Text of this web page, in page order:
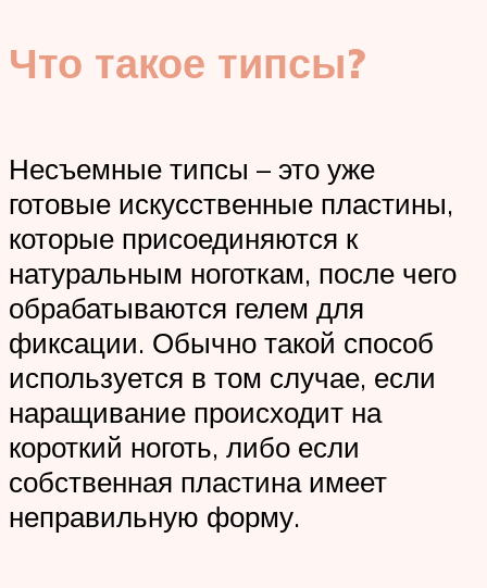
Что такое типсы?
Несъемные типсы – это уже
готовые искусственные пластины,
которые присоединяются к
натуральным ноготкам, после чего
обрабатываются гелем для
фиксации. Обычно такой способ
используется в том случае, если
наращивание происходит на
короткий ноготь, либо если
собственная пластина имеет
неправильную форму.